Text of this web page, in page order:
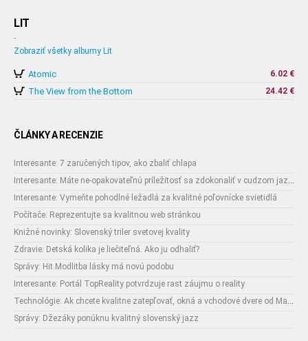
LIT
-
Zobraziť všetky albumy Lit
Atomic 6.02 €
The View from the Bottom 24.42 €
ČLÁNKY A RECENZIE
Interesante: 7 zaručených tipov, ako zbaliť chlapa
Interesante: Máte ne-opakovateľnú príležitosť sa zdokonaliť v cudzom jazyku
Interesante: Vymeňte pohodlné ležadlá za kvalitné poľovnícke svietidlá
Počítače: Reprezentujte sa kvalitnou web stránkou
Knižné novinky: Slovenský triler svetovej kvality
Zdravie: Detská kolika je liečiteľná. Ako ju odhaliť?
Správy: Hit Modlitba lásky má novú podobu
Interesante: Portál TopReality potvrdzuje rast záujmu o reality
Technológie: Ak chcete kvalitne zatepľovať, okná a vchodové dvere od Makrowinu sú najlepšie
Správy: Džezáky ponúknu kvalitný slovenský jazz